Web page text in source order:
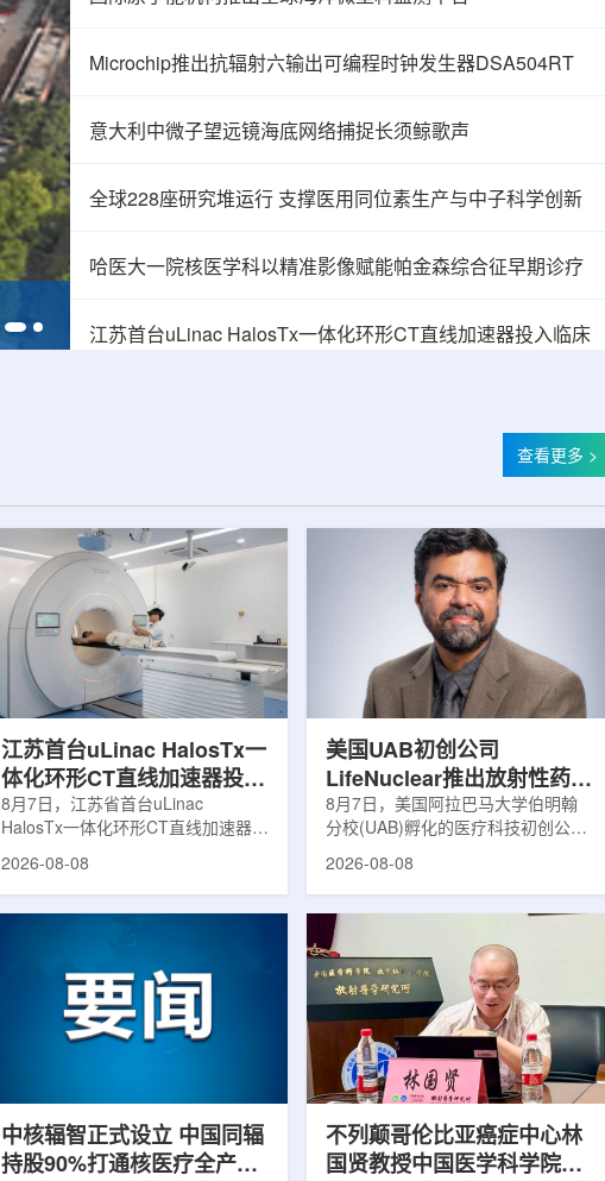
中核辐智正式设立 中国同辐持股90%打通核医
Microchip推出抗辐射六输出可编程时钟发生器DSA504RT
意大利中微子望远镜海底网络捕捉长须鲸歌声
全球228座研究堆运行 支撑医用同位素生产与中子科学创新
哈医大一院核医学科以精准影像赋能帕金森综合征早期诊疗
江苏首台uLinac HalosTx一体化环形CT直线加速器投入临床
查看更多 >
江苏首台uLinac HalosTx一
体化环形CT直线加速器投入
临床
8月7日，江苏省首台uLinac
HalosTx一体化环形CT直线加速器在
南京医科大学第三附属医院(常州二
疗是肿瘤治疗的重要方式之一。传统
分体式放疗流程中，患者通常需要在
CT室与治疗室之间转运，治疗计划
也多依据此前采集的静态影像制定。
2026-08-08
美国UAB初创公司
LifeNuclear推出放射性药物
治疗安全指导平台
TheraGuide
8月7日，美国阿拉巴马大学伯明翰
分校(UAB)孵化的医疗科技初创公司
LifeNuclear宣布推出数字化平台
遵循辐射安全指导。放射性药物疗法
通过使用放射性药物靶向癌细胞，在
尽量减少周围健康组织损伤的同时发
挥治疗作用。随着该疗法应用范围扩
大，患者在治疗后通常需要阅读并执
行较为复杂的书面说明，这对部分患
者和护理人员而言存在理解和操作难
度。雷莫·乔治博士LifeNuclear由
2026-08-08
中核辐智正式设立 中国同辐
持股90%打通核医疗全产业
不列颠哥伦比亚癌症中心林
国贤教授中国医学科学院放